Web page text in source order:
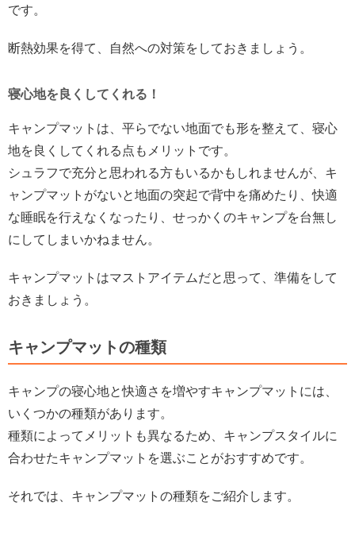
です。
断熱効果を得て、自然への対策をしておきましょう。
寝心地を良くしてくれる！
キャンプマットは、平らでない地面でも形を整えて、寝心
地を良くしてくれる点もメリットです。
シュラフで充分と思われる方もいるかもしれませんが、キ
ャンプマットがないと地面の突起で背中を痛めたり、快適
な睡眠を行えなくなったり、せっかくのキャンプを台無し
にしてしまいかねません。
キャンプマットはマストアイテムだと思って、準備をして
おきましょう。
キャンプマットの種類
キャンプの寝心地と快適さを増やすキャンプマットには、
いくつかの種類があります。
種類によってメリットも異なるため、キャンプスタイルに
合わせたキャンプマットを選ぶことがおすすめです。
それでは、キャンプマットの種類をご紹介します。